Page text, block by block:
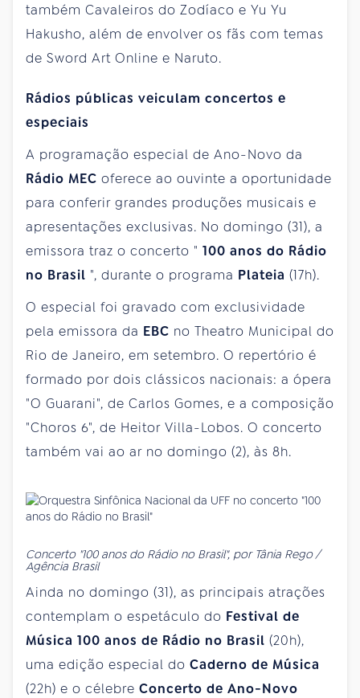
também Cavaleiros do Zodíaco e Yu Yu
Hakusho, além de envolver os fãs com temas
de Sword Art Online e Naruto.
Rádios públicas veiculam concertos e
especiais
A programação especial de Ano-Novo da
Rádio MEC oferece ao ouvinte a oportunidade
para conferir grandes produções musicais e
apresentações exclusivas. No domingo (31), a
emissora traz o concerto " 100 anos do Rádio
no Brasil ", durante o programa Plateia (17h).
O especial foi gravado com exclusividade
pela emissora da EBC no Theatro Municipal do
Rio de Janeiro, em setembro. O repertório é
formado por dois clássicos nacionais: a ópera
"O Guarani", de Carlos Gomes, e a composição
"Choros 6", de Heitor Villa-Lobos. O concerto
também vai ao ar no domingo (2), às 8h.
Concerto "100 anos do Rádio no Brasil", por Tânia Rego /
Agência Brasil
Ainda no domingo (31), as principais atrações
contemplam o espetáculo do Festival de
Música 100 anos de Rádio no Brasil (20h),
uma edição especial do Caderno de Música
(22h) e o célebre Concerto de Ano-Novo